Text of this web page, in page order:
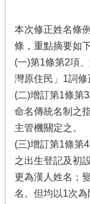
本次修正姓名條
條，重點摘要如下
(一)第1條第2項
灣原住民」1詞修
(二)增訂第1條第
命名傳統名制之
主管機關定之。
(三)增訂第1條第
之出生登記及初
更為漢人姓名；
名。但均以1次為